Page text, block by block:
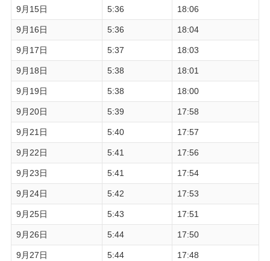
9月15日 5:36 18:06
9月16日 5:36 18:04
9月17日 5:37 18:03
9月18日 5:38 18:01
9月19日 5:38 18:00
9月20日 5:39 17:58
9月21日 5:40 17:57
9月22日 5:41 17:56
9月23日 5:41 17:54
9月24日 5:42 17:53
9月25日 5:43 17:51
9月26日 5:44 17:50
9月27日 5:44 17:48